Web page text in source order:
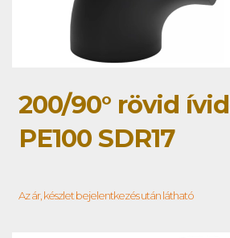
200/90° rövid
PE100 SDR17
Az ár, készlet bejelentkezés után látható